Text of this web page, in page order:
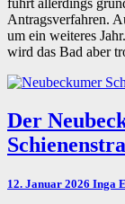
führt allerdings
Antragsverfahren.
um ein weiteres
wird das Bad aber
Der
Neubeckumer
Schienachor
KG
Der
12. Januar 2026 Inga